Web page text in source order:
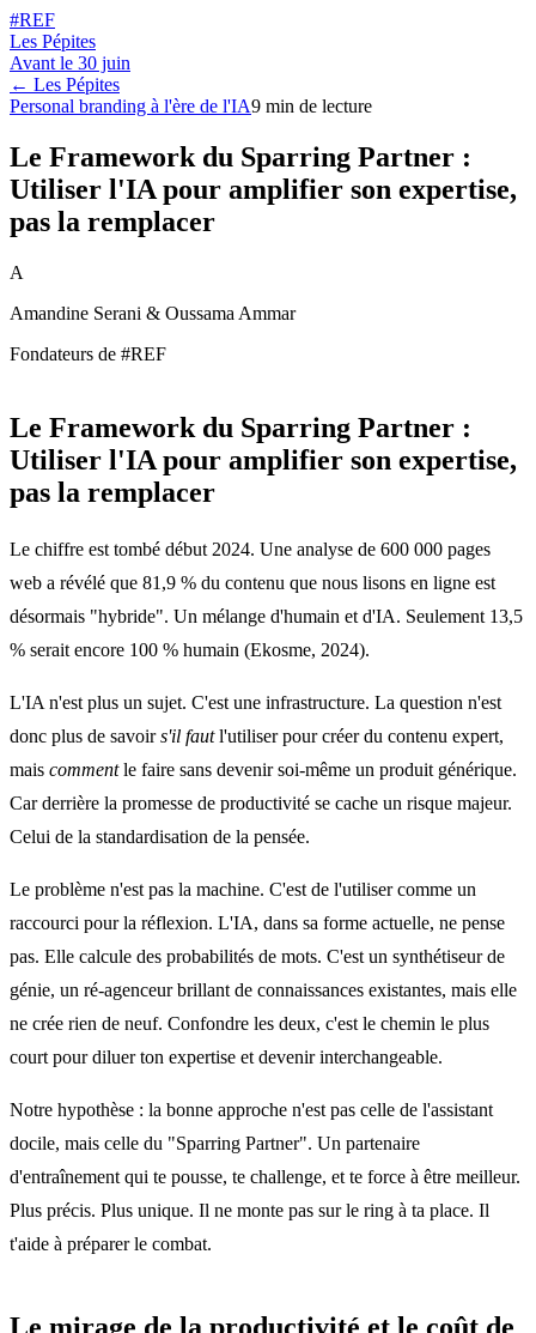
#REF
Les Pépites
Avant le 30 juin
← Les Pépites
Personal branding à l'ère de l'IA9 min de lecture
Le Framework du Sparring Partner :
Utiliser l'IA pour amplifier son expertise,
pas la remplacer
A
Amandine Serani & Oussama Ammar
Fondateurs de #REF
Le Framework du Sparring Partner :
Utiliser l'IA pour amplifier son expertise,
pas la remplacer
Le chiffre est tombé début 2024. Une analyse de 600 000 pages
web a révélé que 81,9 % du contenu que nous lisons en ligne est
désormais "hybride". Un mélange d'humain et d'IA. Seulement 13,5
% serait encore 100 % humain (Ekosme, 2024).
L'IA n'est plus un sujet. C'est une infrastructure. La question n'est
donc plus de savoirs'il fautl'utiliser pour créer du contenu expert,
mais commentle faire sans devenir soi-même un produit générique.
Car derrière la promesse de productivité se cache un risque majeur.
Celui de la standardisation de la pensée.
Le problème n'est pas la machine. C'est de l'utiliser comme un
raccourci pour la réflexion. L'IA, dans sa forme actuelle, ne pense
pas. Elle calcule des probabilités de mots. C'est un synthétiseur de
génie, un ré-agenceur brillant de connaissances existantes, mais elle
ne crée rien de neuf. Confondre les deux, c'est le chemin le plus
court pour diluer ton expertise et devenir interchangeable.
Notre hypothèse : la bonne approche n'est pas celle de l'assistant
docile, mais celle du "Sparring Partner". Un partenaire
d'entraînement qui te pousse, te challenge, et te force à être meilleur.
Plus précis. Plus unique. Il ne monte pas sur le ring à ta place. Il
t'aide à préparer le combat.
Le mirage de la productivité et le coût de